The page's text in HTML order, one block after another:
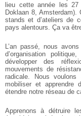
lieu cette année les
Doklaan 8,
stands et d’ateliers de
pays alentours. Ça va
L’an passé, nous
d’organisation
développer des
mouvements de
radicale. Nous
mobiliser et apprendre
étendre notre réseau de
Apprenons à détruire